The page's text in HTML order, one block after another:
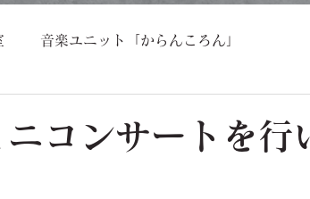
音楽ユニット「からんころん」
コンサートを行